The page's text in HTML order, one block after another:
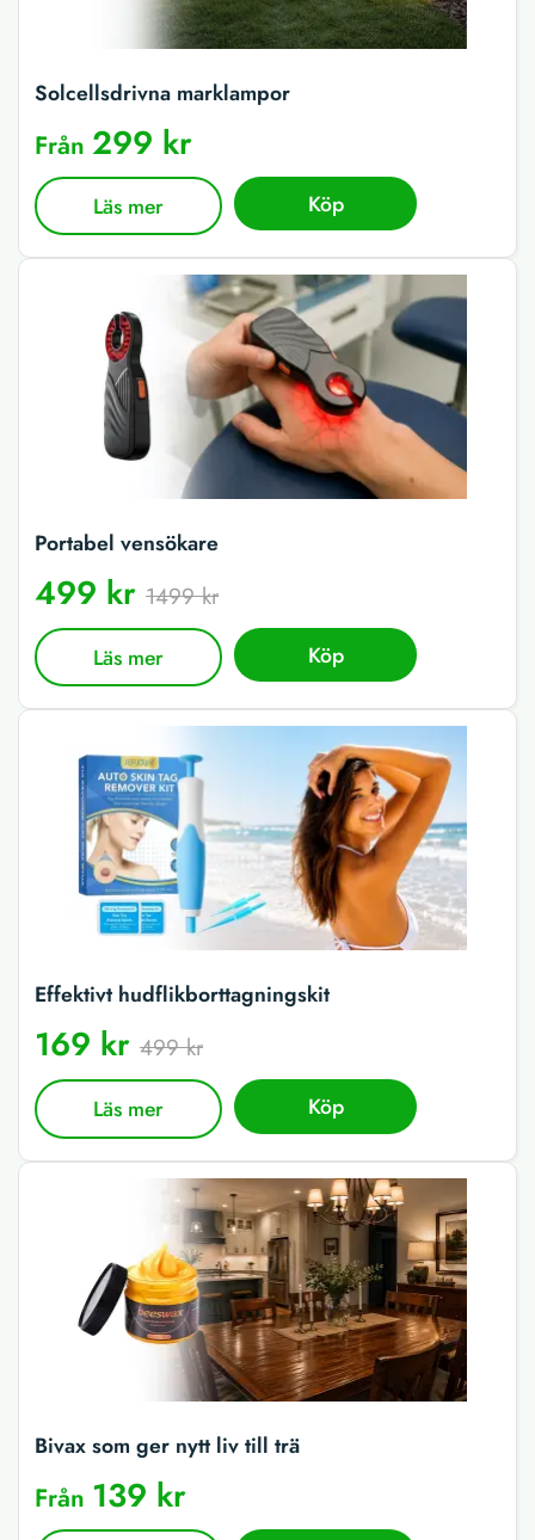
Solcellsdrivna marklampor
Från 299 kr
Läs mer Köp
Portabel vensökare
499 kr 1499 kr
Läs mer Köp
Effektivt hudflikborttagningskit
169 kr 499 kr
Läs mer Köp
Bivax som ger nytt liv till trä
Från 139 kr